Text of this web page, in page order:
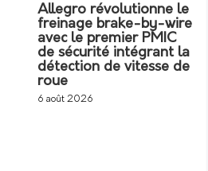
Allegro révolutionne le
freinage brake-by-wire
avec le premier PMIC
de sécurité intégrant la
détection de vitesse de
roue
6 août 2026